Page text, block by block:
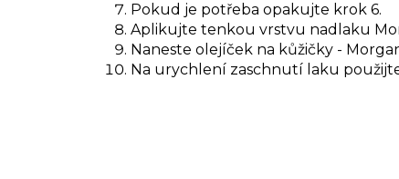
Pokud je potřeba opakujte krok 6.
Aplikujte tenkou vrstvu nadlaku
Naneste olejíček na kůžičky -
Na urychlení zaschnutí laku použijte